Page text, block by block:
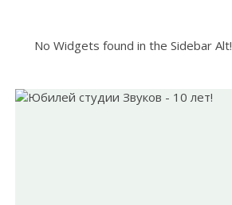
No Widgets found in the Sidebar Alt!